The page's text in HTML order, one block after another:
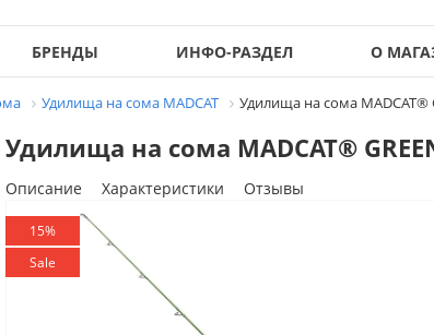
БРЕНДЫ ИНФО-РАЗДЕЛ О
Удилища на сома MADCAT Удилища на сома MADCAT®
Удилища на сома MADCAT®
Описание Характеристики Отзывы
15%
Sale